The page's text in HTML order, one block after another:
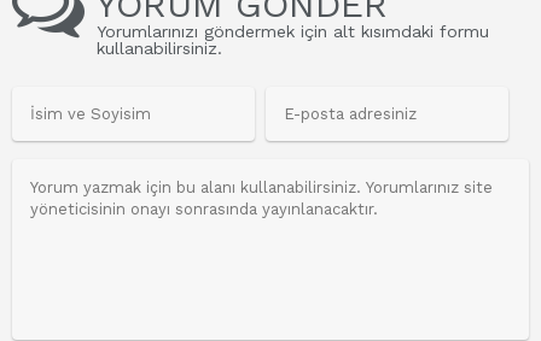
Yorumlarınızı göndermek için alt kısımdaki formu
kullanabilirsiniz.